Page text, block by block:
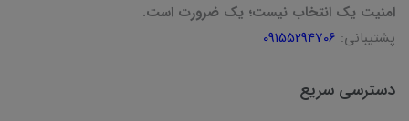
امنیت یک انتخاب نیست؛ یک ضرورت است.
پشتیبانی: 09155294706
دسترسی سریع